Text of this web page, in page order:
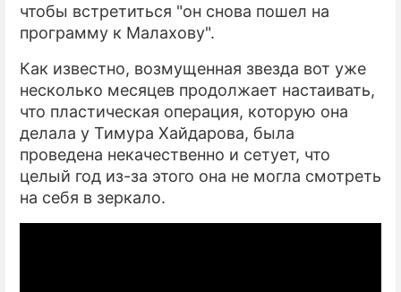
чтобы встретиться "он снова пошел на
программу к Малахову".
Как известно, возмущенная звезда вот уже
несколько месяцев продолжает настаивать,
что пластическая операция, которую она
делала у Тимура Хайдарова, была
проведена некачественно и сетует, что
целый год из-за этого она не могла смотреть
на себя в зеркало.